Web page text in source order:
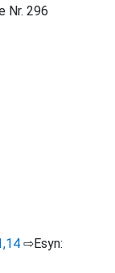
Nr. 296
⇨Esyn: